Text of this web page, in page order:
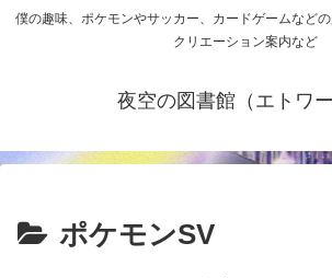
僕の趣味、ポケモンやサッカー、カードゲームなど
クリエーション案内など
夜空の図書館（エトワー
ポケモンSV